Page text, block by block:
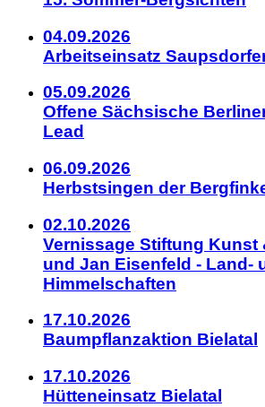
04.09.2026
Arbeitseinsatz
05.09.2026
Offene Sächsische
Lead
06.09.2026
Herbstsingen der
02.10.2026
Vernissage Stiftung Kunst
und Jan Eisenfeld - Land-
Himmelschaften
17.10.2026
Baumpflanzaktion Bielatal
17.10.2026
Hütteneinsatz Bielatal